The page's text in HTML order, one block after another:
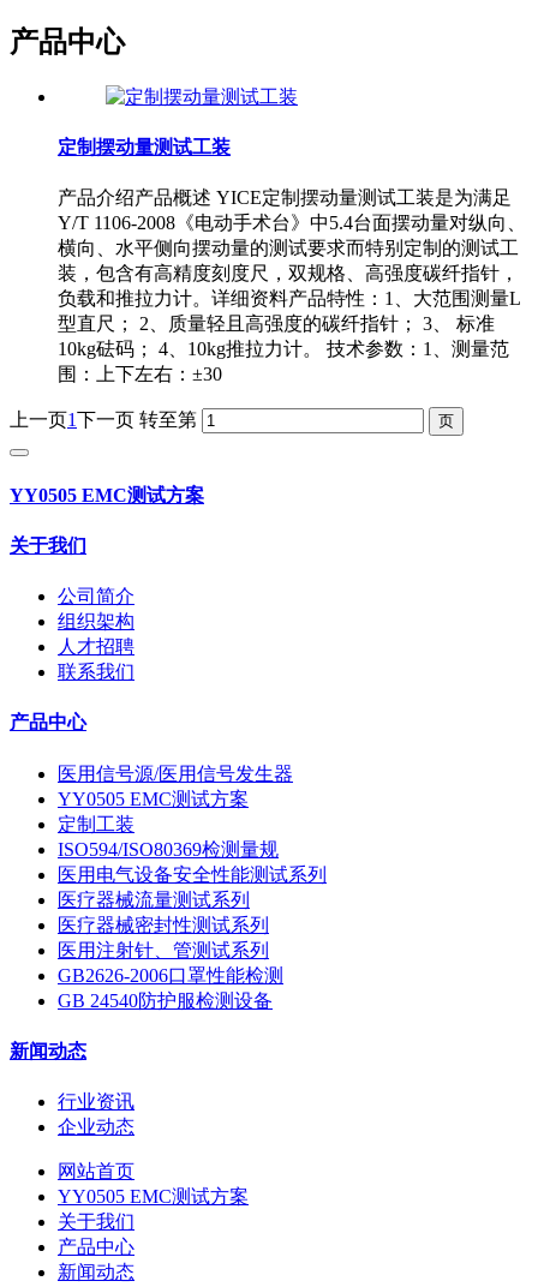
产品中心
定制摆动量测试工装
产品介绍产品概述 YICE定制摆动量测试工装是为满足
Y/T 1106-2008《电动手术台》中5.4台面摆动量对纵向、
横向、水平侧向摆动量的测试要求而特别定制的测试工
装，包含有高精度刻度尺，双规格、高强度碳纤指针，
负载和推拉力计。详细资料产品特性：1、大范围测量L
型直尺； 2、质量轻且高强度的碳纤指针； 3、 标准
10kg砝码； 4、10kg推拉力计。 技术参数：1、测量范
围：上下左右：±30
上一页1下一页 转至第
YY0505 EMC测试方案
关于我们
公司简介
组织架构
人才招聘
联系我们
产品中心
医用信号源/医用信号发生器
YY0505 EMC测试方案
定制工装
ISO594/ISO80369检测量规
医用电气设备安全性能测试系列
医疗器械流量测试系列
医疗器械密封性测试系列
医用注射针、管测试系列
GB2626-2006口罩性能检测
GB 24540防护服检测设备
新闻动态
行业资讯
企业动态
网站首页
YY0505 EMC测试方案
关于我们
产品中心
新闻动态